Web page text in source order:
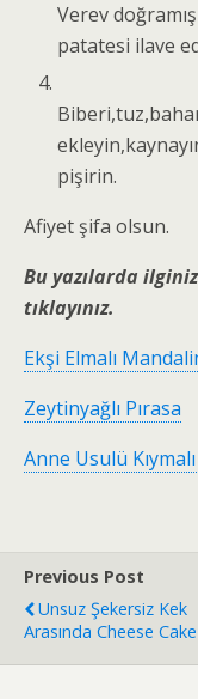
Verev
patatesi ilave
pişirin.
Afiyet şifa olsun.
Bu yazılarda
tıklayınız.
Ekşi Elmalı
Zeytinyağlı Pırasa
Anne Usulü
Previous Post
Unsuz Şekersiz Kek
Arasında Cheese Cake